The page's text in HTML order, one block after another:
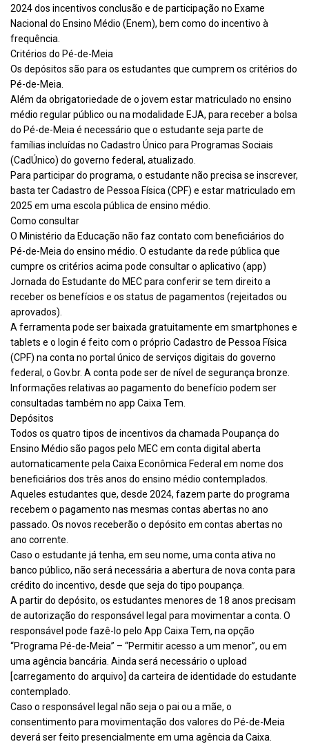
2024 dos incentivos conclusão e de participação no Exame
Nacional do Ensino Médio (Enem), bem como do incentivo à
frequência.
Critérios do Pé-de-Meia
Os depósitos são para os estudantes que cumprem os critérios do
Pé-de-Meia.
Além da obrigatoriedade de o jovem estar matriculado no ensino
médio regular público ou na modalidade EJA, para receber a bolsa
do Pé-de-Meia é necessário que o estudante seja parte de
famílias incluídas no Cadastro Único para Programas Sociais
(CadÚnico) do governo federal, atualizado.
Para participar do programa, o estudante não precisa se inscrever,
basta ter Cadastro de Pessoa Física (CPF) e estar matriculado em
2025 em uma escola pública de ensino médio.
Como consultar
O Ministério da Educação não faz contato com beneficiários do
Pé-de-Meia do ensino médio. O estudante da rede pública que
cumpre os critérios acima pode consultar o aplicativo (app)
Jornada do Estudante do MEC para conferir se tem direito a
receber os benefícios e os status de pagamentos (rejeitados ou
aprovados).
A ferramenta pode ser baixada gratuitamente em smartphones e
tablets e o login é feito com o próprio Cadastro de Pessoa Física
(CPF) na conta no portal único de serviços digitais do governo
federal, o Gov.br. A conta pode ser de nível de segurança bronze.
Informações relativas ao pagamento do benefício podem ser
consultadas também no app Caixa Tem.
Depósitos
Todos os quatro tipos de incentivos da chamada Poupança do
Ensino Médio são pagos pelo MEC em conta digital aberta
automaticamente pela Caixa Econômica Federal em nome dos
beneficiários dos três anos do ensino médio contemplados.
Aqueles estudantes que, desde 2024, fazem parte do programa
recebem o pagamento nas mesmas contas abertas no ano
passado. Os novos receberão o depósito em contas abertas no
ano corrente.
Caso o estudante já tenha, em seu nome, uma conta ativa no
banco público, não será necessária a abertura de nova conta para
crédito do incentivo, desde que seja do tipo poupança.
A partir do depósito, os estudantes menores de 18 anos precisam
de autorização do responsável legal para movimentar a conta. O
responsável pode fazê-lo pelo App Caixa Tem, na opção
“Programa Pé-de-Meia” – “Permitir acesso a um menor”, ou em
uma agência bancária. Ainda será necessário o upload
[carregamento do arquivo] da carteira de identidade do estudante
contemplado.
Caso o responsável legal não seja o pai ou a mãe, o
consentimento para movimentação dos valores do Pé-de-Meia
deverá ser feito presencialmente em uma agência da Caixa.